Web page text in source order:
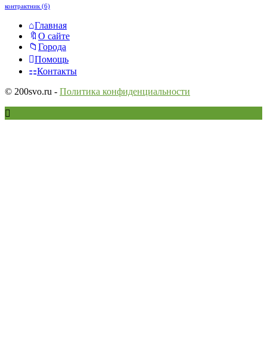
контрактник (6)
Исследовать
Главная
О сайте
Города
Помощь
Контакты
© 200svo.ru - Политика конфиденциальности